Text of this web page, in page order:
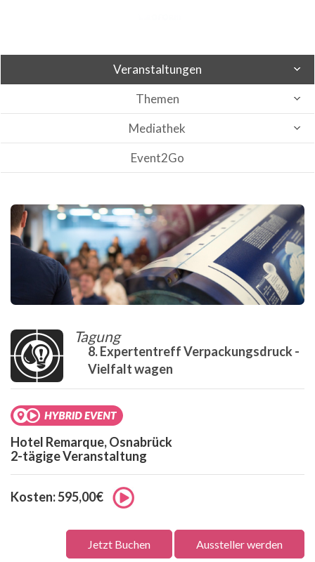
Veranstaltungen
Themen
Mediathek
Event2Go
Tagung
8. Expertentreff Verpackungsdruck -
Vielfalt wagen
Hotel Remarque, Osnabrück
2-tägige Veranstaltung
Kosten: 595,00€
Jetzt Buchen Aussteller werden